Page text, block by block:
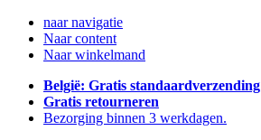
naar navigatie
Naar content
Naar winkelmand
België: Gratis standaardverzending
Gratis retourneren
Bezorging binnen 3 werkdagen.